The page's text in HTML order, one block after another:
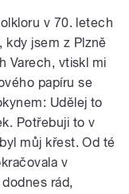
v 70. letech
kdy jsem z Plzně
Varech, vtiskl mi
papíru se
Udělej to
Potřebuji to v
můj křest. Od té
v
rád,